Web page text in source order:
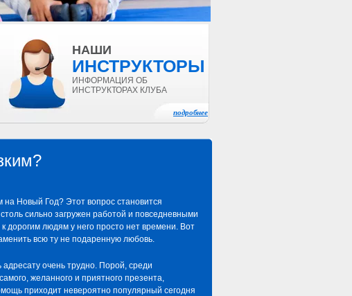
НАШИ
ИНСТРУКТОРЫ
ИНФОРМАЦИЯ ОБ
ИНСТРУКТОРАХ КЛУБА
подробнее
на Новый Год? Этот вопрос становится
сильно загружен работой и повседневными
дорогим людям у него просто нет времени. Вот
всю ту не подаренную любовь.
адресату очень трудно. Порой, среди
желанного и приятного презента,
приходит невероятно популярный сегодня